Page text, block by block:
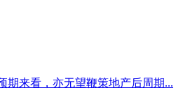
期来看，亦无望鞭策地产后周期...